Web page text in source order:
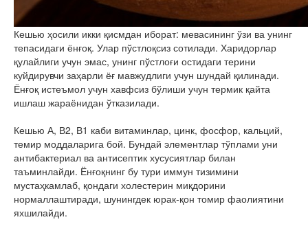
Кешью ҳосили икки қисмдан иборат: мевасининг ўзи ва унинг
тепасидаги ёнғоқ. Улар пўстлоқсиз сотилади. Харидорлар
қулайлиги учун эмас, унинг пўстлоғи остидаги терини
куйдирувчи заҳарли ёғ мавжудлиги учун шундай қилинади.
Ёнғоқ истеъмол учун хавфсиз бўлиши учун термик қайта
ишлаш жараёнидан ўтказилади.
Кешью А, В2, В1 каби витаминлар, цинк, фосфор, кальций,
темир моддаларига бой. Бундай элементлар тўплами уни
антибактериал ва антисептик хусусиятлар билан
таъминлайди. Ёнғоқнинг бу тури иммун тизимини
мустаҳкамлаб, қондаги холестерин миқдорини
нормаллаштиради, шунингдек юрак-қон томир фаолиятини
яхшилайди.